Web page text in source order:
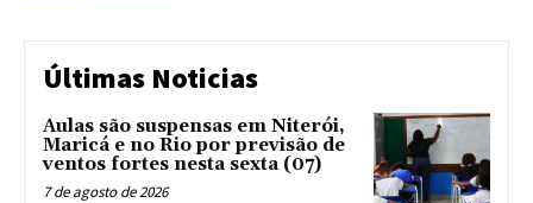
Últimas Noticias
Aulas são suspensas em Niterói,
Maricá e no Rio por previsão de
ventos fortes nesta sexta (07)
7 de agosto de 2026